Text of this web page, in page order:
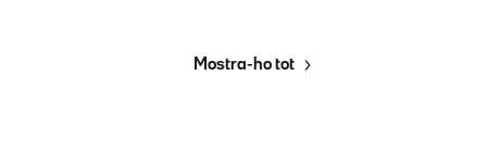
Mostra-ho tot